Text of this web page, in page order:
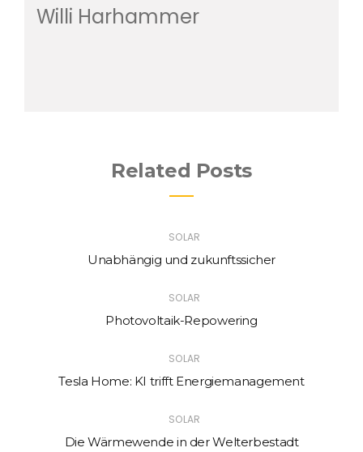
Willi Harhammer
Related Posts
SOLAR
Unabhängig und zukunftssicher
SOLAR
Photovoltaik-Repowering
SOLAR
Tesla Home: KI trifft Energiemanagement
SOLAR
Die Wärmewende in der Welterbestadt